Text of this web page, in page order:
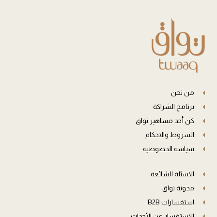
من نحن
برنامج الشراكة
كن أحد مشاهير تواق
الشروط والاحكام
سياسة الخصوصية
الاسئلة الشائعة
مدونة تواق
استفسارات B2B